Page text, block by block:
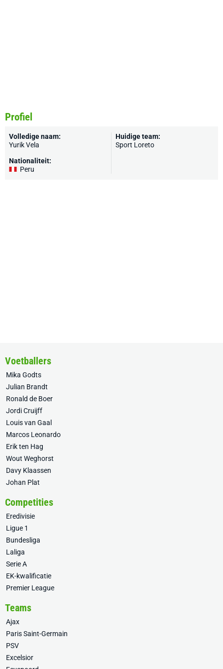
Profiel
Volledige naam:
Yurik Vela
Nationaliteit:
Peru
Huidige team:
Sport Loreto
Voetballers
Mika Godts
Julian Brandt
Ronald de Boer
Jordi Cruijff
Louis van Gaal
Marcos Leonardo
Erik ten Hag
Wout Weghorst
Davy Klaassen
Johan Plat
Competities
Eredivisie
Ligue 1
Bundesliga
Laliga
Serie A
EK-kwalificatie
Premier League
Teams
Ajax
Paris Saint-Germain
PSV
Excelsior